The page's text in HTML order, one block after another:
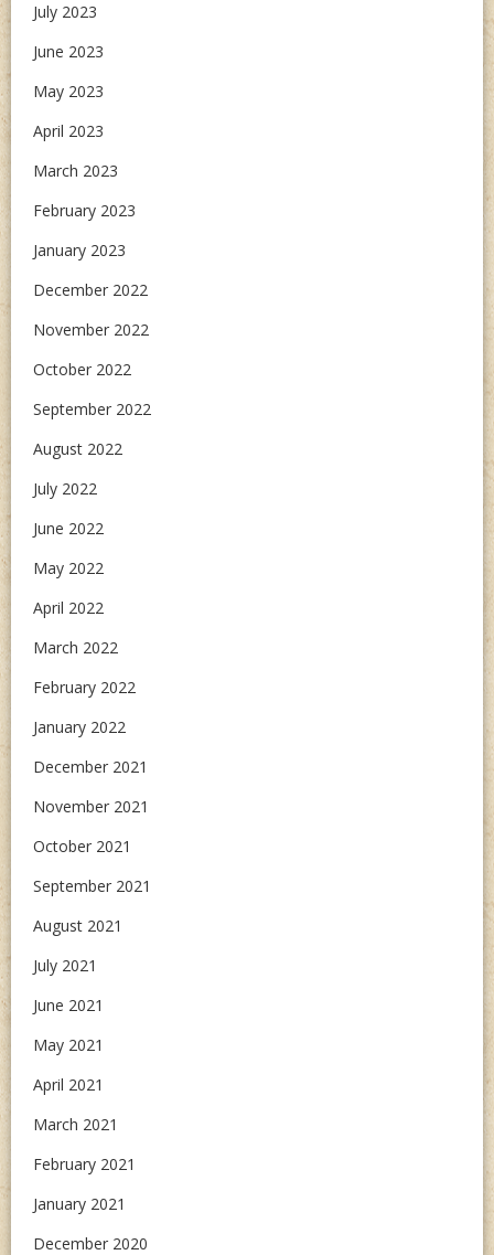
July 2023
June 2023
May 2023
April 2023
March 2023
February 2023
January 2023
December 2022
November 2022
October 2022
September 2022
August 2022
July 2022
June 2022
May 2022
April 2022
March 2022
February 2022
January 2022
December 2021
November 2021
October 2021
September 2021
August 2021
July 2021
June 2021
May 2021
April 2021
March 2021
February 2021
January 2021
December 2020